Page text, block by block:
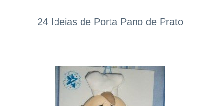
24 Ideias de Porta Pano de Prato